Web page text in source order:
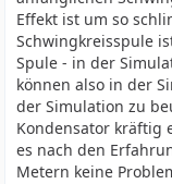
Effekt ist um so
Schwingkreisspule
Spule - in der
können also in der
der Simulation zu
Kondensator kräftig
es nach den
Metern keine